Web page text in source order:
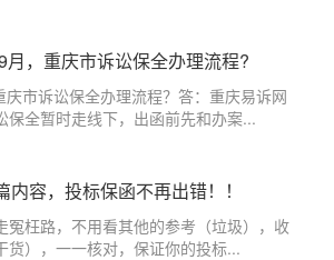
月，重庆市诉讼保全办理流程?
市诉讼保全办理流程？答：重庆易诉网
保全暂时走线下，出函前先和办案...
内容，投标保函不再出错！！
冤枉路，不用看其他的参考（垃圾），收
货），一一核对，保证你的投标...